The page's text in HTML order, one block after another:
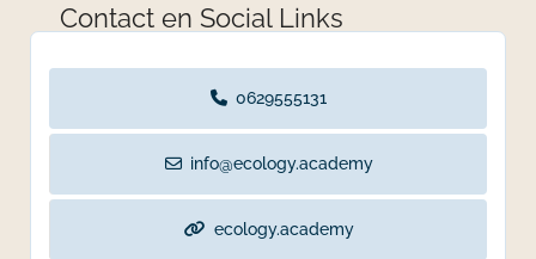
Contact en Social Links
0629555131
info@ecology.academy
ecology.academy